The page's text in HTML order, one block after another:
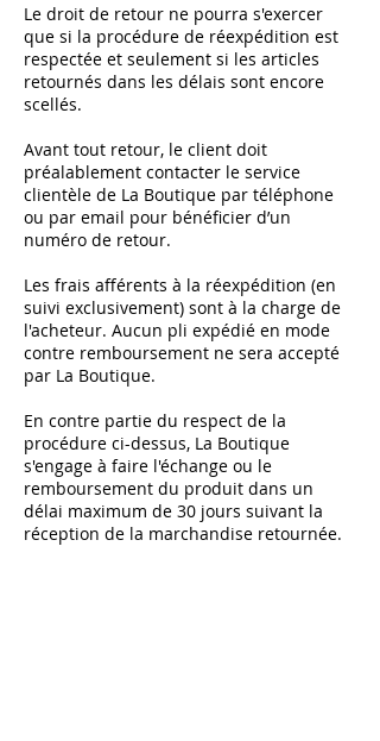
Le droit de retour ne pourra s'exercer
que si la procédure de réexpédition est
respectée et seulement si les articles
retournés dans les délais sont encore
scellés.
Avant tout retour, le client doit
préalablement contacter le service
clientèle de La Boutique par téléphone
ou par email pour bénéficier d’un
numéro de retour.
Les frais afférents à la réexpédition (en
suivi exclusivement) sont à la charge de
l'acheteur. Aucun pli expédié en mode
contre remboursement ne sera accepté
par La Boutique.
En contre partie du respect de la
procédure ci-dessus, La Boutique
s'engage à faire l'échange ou le
remboursement du produit dans un
délai maximum de 30 jours suivant la
réception de la marchandise retournée.